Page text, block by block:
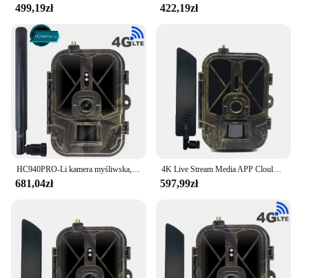
499,19zł 422,19zł
HC940PRO-Li kamera myśliwska, 36MP, 4K, fotopułapki, 10000mAh Li-Battery, sterowanie aplikacją, usługa chmurowa do monitorowania dzikiej przyrody
681,04zł
4K Live Stream Media APP Clould Service Hunting Trail Camera 4G 36MP Night Vision Photo HC940PRO camera bez baterii litowej
597,99zł